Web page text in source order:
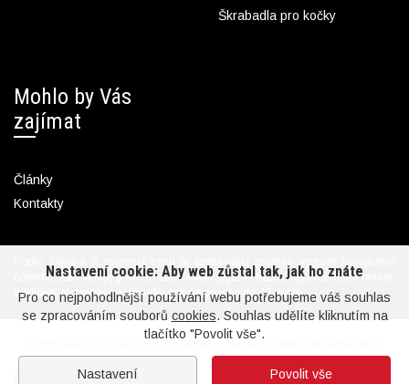
Nastavení cookie: Aby web zůstal tak, jak ho znáte
Pro co nejpohodlnější používání webu potřebujeme váš souhlas
se zpracováním souborů cookies. Souhlas udělíte kliknutím na
tlačítko "Povolit vše".
Nastavení Povolit vše
Škrabadla pro kočky
Mohlo by Vás
zajímat
Články
Kontakty
Podle zákona o evidenci tržeb je prodávající povinen vystavit kupujícímu
účtenku. Zároveň je povinen zaevidovat přijatou tržbu u správce daně online;
v případě technického výpadku pak nejpozději do 48 hodin.
© HAFANEK.cz 2022. Všechna práva vyhrazena. Vytvořil